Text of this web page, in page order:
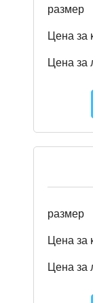
размер
Цена за
Цена за
размер
Цена за
Цена за